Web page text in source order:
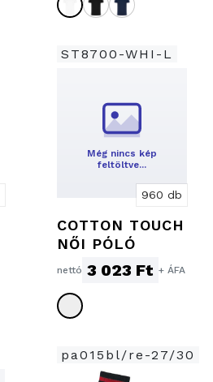
ST8700-WHI-L
Még nincs kép
feltöltve…
960 db
COTTON TOUCH
NŐI PÓLÓ
nettó 3 023 Ft + ÁFA
pa015bl/re-27/30